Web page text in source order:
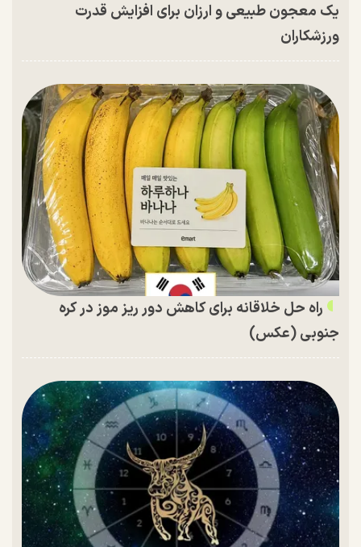
یک معجون طبیعی و ارزان برای افزایش قدرت
ورزشکاران
راه حل خلاقانه برای کاهش دور ریز موز در کره
جنوبی (عکس)